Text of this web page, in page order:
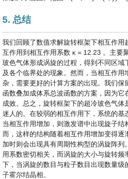
5. 总结
我们回顾了数值求解旋转框架下相互作用
互作用到相互作用系数 κ = 12.23 。主要
玻色气体形成涡旋的过程，得到不同区域
及各个临界处的现象。然而，当相互作用
杂，需要更好的计算方案的出现。我们保
函数叠加成体系总波函数的方案，因为
成效。总之，旋转框架下的超冷玻色气体
迷人的。在较弱的相互作用下，系统的基
当相互作用增加，则激发谱中出现旋子结
而，这样的结构随着相互作用增加变得逐
加时则会出现具有周期性构型的涡旋阵
用系数密切相关，而涡旋的大小与旋转频
下，当涡旋的数目与粒子数目出现数量级
子霍尔结晶相。